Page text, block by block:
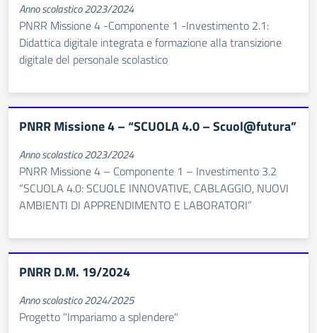
Anno scolastico 2023/2024
PNRR Missione 4 -Componente 1 -Investimento 2.1:
Didattica digitale integrata e formazione alla transizione
digitale del personale scolastico
PNRR Missione 4 – “SCUOLA 4.0 – Scuol@futura”
Anno scolastico 2023/2024
PNRR Missione 4 – Componente 1 – Investimento 3.2
“SCUOLA 4.0: SCUOLE INNOVATIVE, CABLAGGIO, NUOVI
AMBIENTI DI APPRENDIMENTO E LABORATORI”
PNRR D.M. 19/2024
Anno scolastico 2024/2025
Progetto "Impariamo a splendere"